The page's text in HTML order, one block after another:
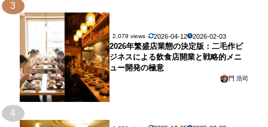
3
2,079 views 2026-04-12 2026-02-03
2026年繁盛店業態の決定版：二毛作ビ
ジネスによる飲食店開業と戦略的メニ
ュー開発の極意
門 浩司
4